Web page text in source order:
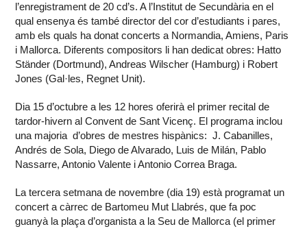
l’enregistrament de 20 cd’s. A l’Institut de Secundària en el
qual ensenya és també director del cor d’estudiants i pares,
amb els quals ha donat concerts a Normandia, Amiens, Paris
i Mallorca. Diferents compositors li han dedicat obres: Hatto
Ständer (Dortmund), Andreas Wilscher (Hamburg) i Robert
Jones (Gal·les, Regnet Unit).
Dia 15 d’octubre a les 12 hores oferirà el primer recital de
tardor-hivern al Convent de Sant Vicenç. El programa inclou
una majoria d’obres de mestres hispànics: J. Cabanilles,
Andrés de Sola, Diego de Alvarado, Luis de Milán, Pablo
Nassarre, Antonio Valente i Antonio Correa Braga.
La tercera setmana de novembre (dia 19) està programat un
concert a càrrec de Bartomeu Mut Llabrés, que fa poc
guanyà la plaça d’organista a la Seu de Mallorca (el primer